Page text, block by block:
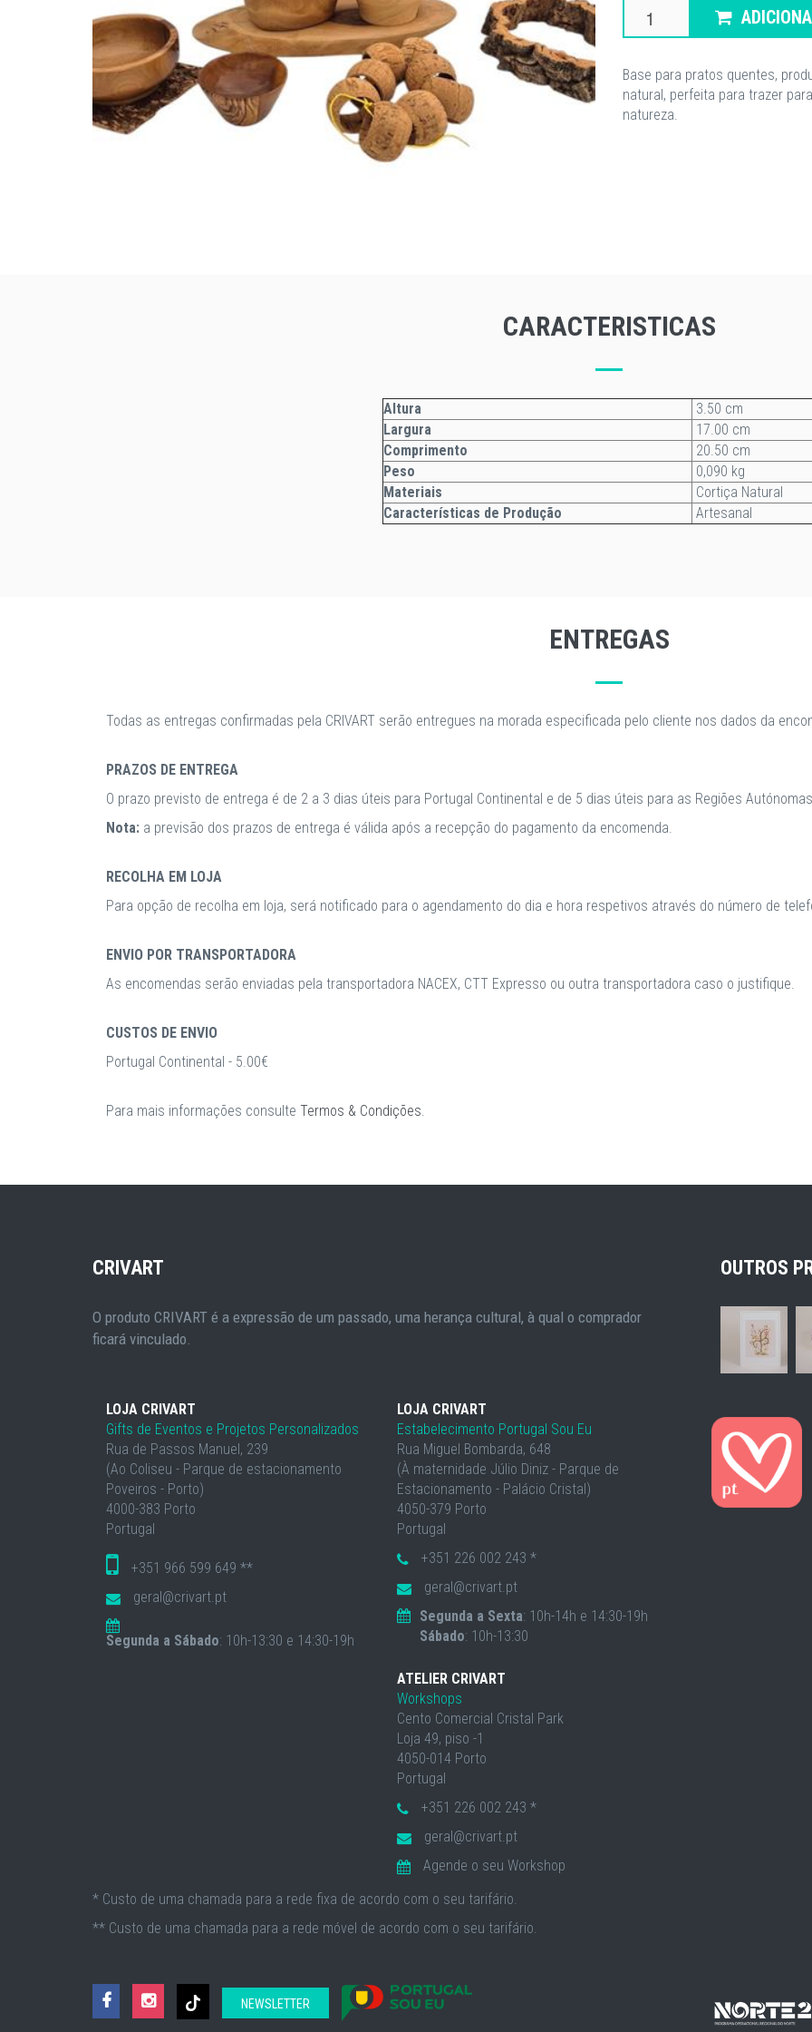
Base para pratos quentes,
natural, perfeita para trazer
natureza.
CARACTERISTICAS
Altura
3.50 cm
Largura
17.00 cm
Comprimento
20.50 cm
Peso
0,090 kg
Materiais
Cortiça Natural
Características de Produção
Artesanal
ENTREGAS
Todas as entregas confirmadas pela CRIVART serão entregues na morada especificada pelo cliente nos dados da
PRAZOS DE ENTREGA
O prazo previsto de entrega é de 2 a 3 dias úteis para Portugal Continental e de 5 dias úteis para as Regiões
Nota: a previsão dos prazos de entrega é válida após a recepção do pagamento da encomenda.
RECOLHA EM LOJA
Para opção de recolha em loja, será notificado para o agendamento do dia e hora respetivos através do número de
ENVIO POR TRANSPORTADORA
As encomendas serão enviadas pela transportadora NACEX, CTT Expresso ou outra transportadora caso o justifique.
CUSTOS DE ENVIO
Portugal Continental - 5.00€
Para mais informações consulte Termos & Condições.
CRIVART
O produto CRIVART é a expressão de um passado, uma herança cultural, à qual o comprador
ficará vinculado.
LOJA CRIVART
Gifts de Eventos e Projetos Personalizados
Rua de Passos Manuel, 239
(Ao Coliseu - Parque de estacionamento
Poveiros - Porto)
4000-383 Porto
Portugal
+351 966 599 649 **
geral@crivart.pt
Segunda a Sábado: 10h-13:30 e 14:30-19h
LOJA CRIVART
Estabelecimento Portugal Sou Eu
Rua Miguel Bombarda, 648
(À maternidade Júlio Diniz - Parque de
Estacionamento - Palácio Cristal)
4050-379 Porto
Portugal
+351 226 002 243 *
geral@crivart.pt
Segunda a Sexta: 10h-14h e 14:30-19h
Sábado: 10h-13:30
ATELIER CRIVART
Workshops
Cento Comercial Cristal Park
Loja 49, piso -1
4050-014 Porto
Portugal
+351 226 002 243 *
geral@crivart.pt
Agende o seu Workshop
OUTROS
* Custo de uma chamada para a rede fixa de acordo com o seu tarifário.
** Custo de uma chamada para a rede móvel de acordo com o seu tarifário.
NEWSLETTER